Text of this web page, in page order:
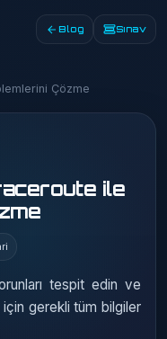
Blog Sınav
Çözme
ile
tespit edin ve
için gerekli tüm bilgiler